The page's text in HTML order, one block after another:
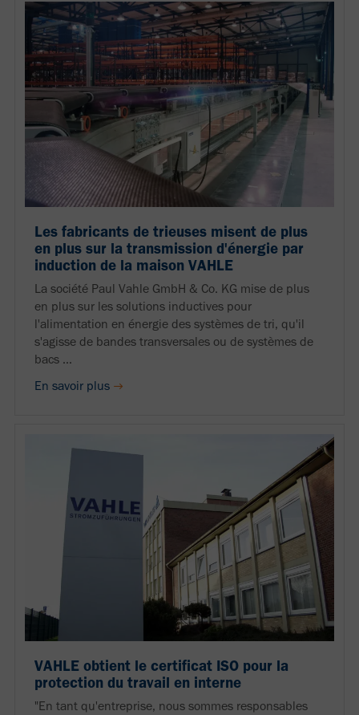
Les fabricants de trieuses misent de plus
en plus sur la transmission d'énergie par
induction de la maison VAHLE
La société Paul Vahle GmbH & Co. KG mise de plus
en plus sur les solutions inductives pour
l'alimentation en énergie des systèmes de tri, qu'il
s'agisse de bandes transversales ou de systèmes de
bacs ...
En savoir plus
VAHLE obtient le certificat ISO pour la
protection du travail en interne
"En tant qu'entreprise, nous sommes responsables